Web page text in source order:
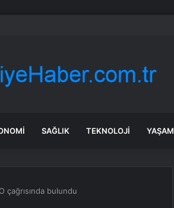
hatları yenileniyor
SAĞLIK TEKNOLOJI YAŞAM
çağrısında bulundu